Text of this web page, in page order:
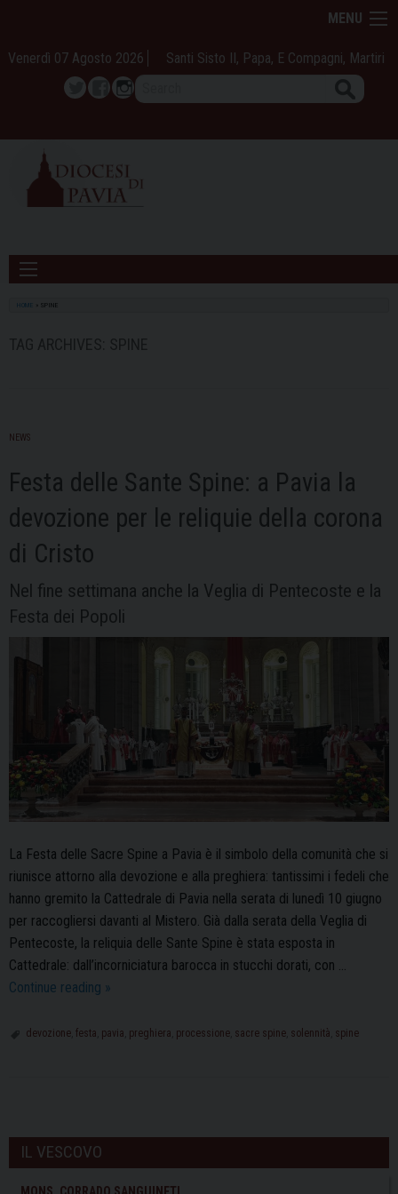
content
MENU
Venerdì 07 Agosto 2026 Santi Sisto II, Papa, E Compagni, Martiri
TwitterFacebook
Instagram
HOME SPINE
NEWS
Festa delle Sante Spine: a Pavia la
devozione per le reliquie della corona
di Cristo
Nel fine settimana anche la Veglia di Pentecoste e la
Festa dei Popoli
La Festa delle Sacre Spine a Pavia è il simbolo della comunità che si
riunisce attorno alla devozione e alla preghiera: tantissimi i fedeli che
hanno gremito la Cattedrale di Pavia nella serata di lunedì 10 giugno
per raccogliersi davanti al Mistero. Già dalla serata della Veglia di
Pentecoste, la reliquia delle Sante Spine è stata esposta in
Cattedrale: dall’incorniciatura barocca in stucchi dorati, con …
Continue reading Festa
Sante
devozione
per
le
»
devozione festa pavia preghiera processione sacre spine solennità spine
o
s
IL VESCOVO